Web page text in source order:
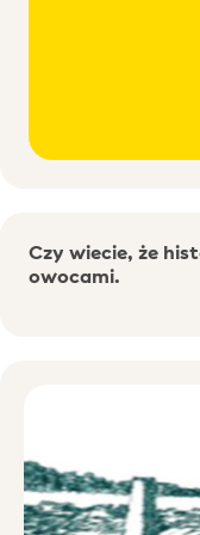
Czy wiecie, że
owocami.